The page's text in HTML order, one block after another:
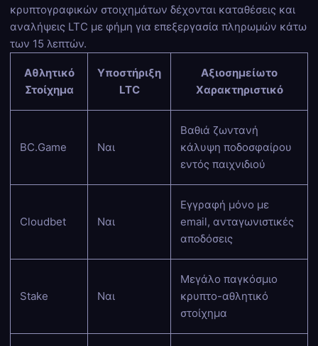
κρυπτογραφικών στοιχημάτων δέχονται καταθέσεις και
αναλήψεις LTC με φήμη για επεξεργασία πληρωμών κάτω
των 15 λεπτών.
Αθλητικό
Στοίχημα
Υποστήριξη
LTC
Αξιοσημείωτο
Χαρακτηριστικό
BC.Game Ναι
Βαθιά ζωντανή
κάλυψη ποδοσφαίρου
εντός παιχνιδιού
Cloudbet Ναι
Εγγραφή μόνο με
email, ανταγωνιστικές
αποδόσεις
Stake Ναι
Μεγάλο παγκόσμιο
κρυπτο-αθλητικό
στοίχημα